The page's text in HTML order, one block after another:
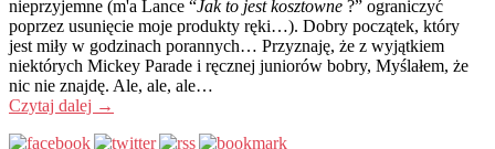
nieprzyjemne (m'a Lance “Jak to jest kosztowne ?” ograniczyć
poprzez usunięcie moje produkty ręki…). Dobry początek, który
jest miły w godzinach porannych… Przyznaję, że z wyjątkiem
niektórych Mickey Parade i ręcznej juniorów bobry, Myślałem, że
nic nie znajdę. Ale, ale, ale…
Czytaj dalej →